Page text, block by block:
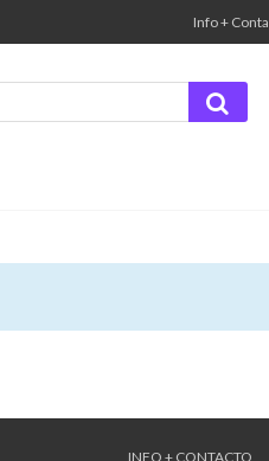
Info +
INFO + CONTACTO